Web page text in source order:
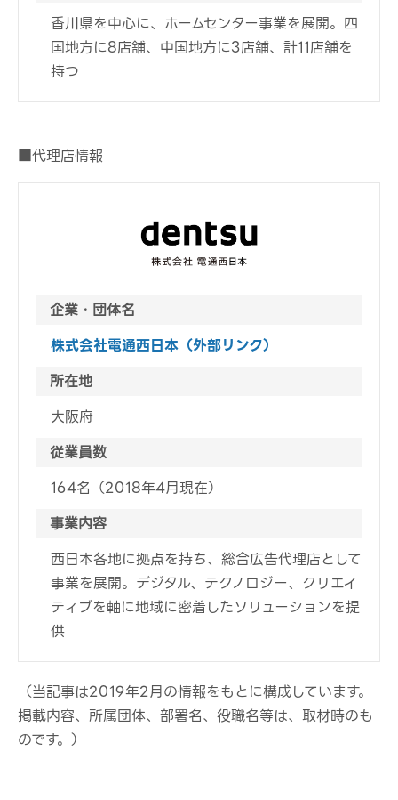
香川県を中心に、ホームセンター事業を展開。四
国地方に8店舗、中国地方に3店舗、計11店舗を
持つ
■代理店情報
企業・団体名
株式会社電通西日本（外部リンク）
所在地
大阪府
従業員数
164名（2018年4月現在）
事業内容
西日本各地に拠点を持ち、総合広告代理店として
事業を展開。デジタル、テクノロジー、クリエイ
ティブを軸に地域に密着したソリューションを提
供
（当記事は2019年2月の情報をもとに構成しています。
掲載内容、所属団体、部署名、役職名等は、取材時のも
のです。）